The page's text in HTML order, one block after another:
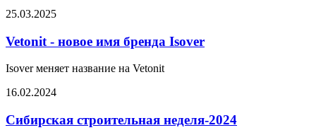
25.03.2025
Vetonit - новое имя бренда Isover
Isover меняет название на Vetonit
16.02.2024
Сибирская строительная неделя-2024